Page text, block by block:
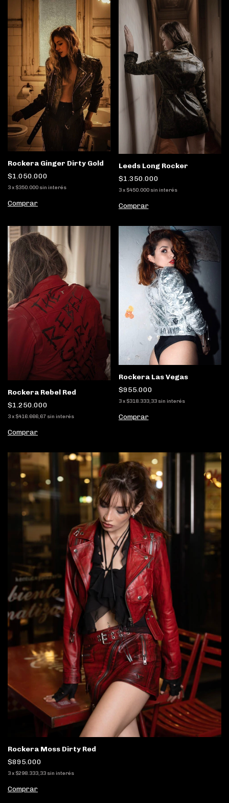
Rockera Ginger Dirty Gold
$1.050.000
3x $350.000 sin interés
Comprar
Leeds Long Rocker
$1.350.000
3 x $450.000 sin interés
Comprar
Rockera Rebel Red
$1.250.000
3x $416.666,67 sin interés
Comprar
Rockera Las Vegas
$955.000
3 x $318.333,33 sin interés
Comprar
Rockera Moss Dirty Red
$895.000
3x $298.333,33 sin interés
Comprar